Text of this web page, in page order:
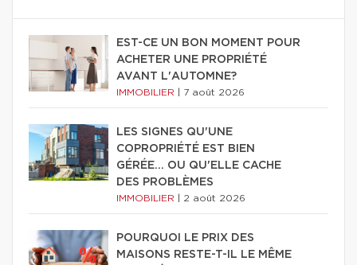
EST-CE UN BON MOMENT POUR
ACHETER UNE PROPRIÉTÉ
AVANT L'AUTOMNE?
IMMOBILIER 7 août 2026
LES SIGNES QU'UNE
COPROPRIÉTÉ EST BIEN
GÉRÉE… OU QU'ELLE CACHE
DES PROBLÈMES
IMMOBILIER 2 août 2026
POURQUOI LE PRIX DES
MAISONS RESTE-T-IL LE MÊME